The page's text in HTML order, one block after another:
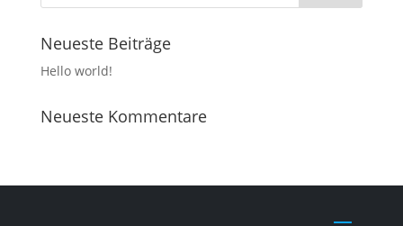
Neueste Beiträge
Hello world!
Neueste Kommentare